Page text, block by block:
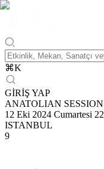
⌘K
GİRİŞ YAP
ANATOLIAN
12 Eki 2024 Cumartesi
ISTANBUL
9